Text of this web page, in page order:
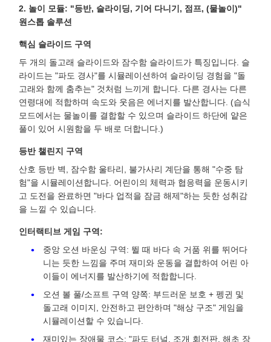
2. 놀이 모듈: "등반, 슬라이딩, 기어 다니기, 점프, (물놀이)"
원스톱 솔루션
핵심 슬라이드 구역
두 개의 돌고래 슬라이드와 잠수함 슬라이드가 특징입니다. 슬
라이드는 "파도 경사"를 시뮬레이션하여 슬라이딩 경험을 "돌
고래와 함께 춤추는" 것처럼 느끼게 합니다. 다른 경사는 다른
연령대에 적합하며 속도와 웃음은 에너지를 발산합니다. (습식
모드에서는 물놀이를 결합할 수 있으며 슬라이드 하단에 얕은
풀이 있어 시원함을 두 배로 더합니다.)
등반 챌린지 구역
산호 등반 벽, 잠수함 울타리, 불가사리 계단을 통해 "수중 탐
험"을 시뮬레이션합니다. 어린이의 체력과 협응력을 운동시키
고 도전을 완료하면 "바다 업적을 잠금 해제"하는 듯한 성취감
을 느낄 수 있습니다.
인터랙티브 게임 구역:
중앙 오션 바운싱 구역: 뛸 때 바다 속 거품 위를 뛰어다
니는 듯한 느낌을 주며 재미와 운동을 결합하여 어린 아
이들이 에너지를 발산하기에 적합합니다.
오션 볼 풀/소프트 구역 양쪽: 부드러운 보호 + 펭귄 및
돌고래 이미지, 안전하고 편안하며 "해상 구조" 게임을
시뮬레이션할 수 있습니다.
재미있는 장애물 코스: "파도 터널, 조개 회전판, 해초 장